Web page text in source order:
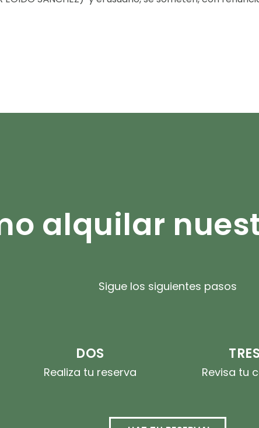
alquilar
Sigue los siguientes pasos
DOS
Realiza tu reserva
TRES
Revisa tu